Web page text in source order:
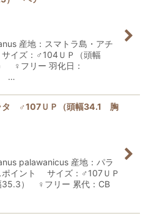
産地：スマトラ島・アチ
サイズ：♂104ＵＰ（頭幅
♀フリー 羽化日：
…
タ ♂107ＵＰ（頭幅34.1 胸
palawanicus 産地：パラ
ポイント サイズ：♂107ＵＰ
35.3） ♀フリー 累代：CB